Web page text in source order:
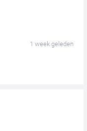
1 week geleden